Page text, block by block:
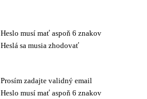
Heslo musí mať aspoň 6 znakov
Heslá sa musia zhodovať
Prosím zadajte validný email
Heslo musí mať aspoň 6 znakov